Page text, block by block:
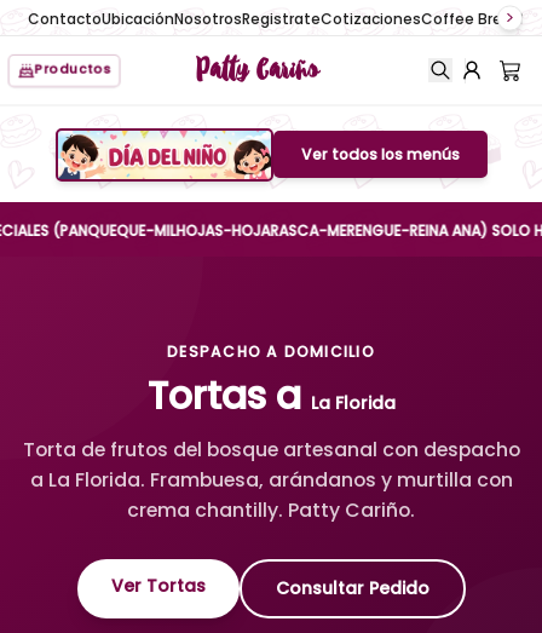
ContactoUbicaciónNosotrosRegistrateCotizacionesCoffee Break
Productos Patty Cariño
Boton de menu
Ver todos los menús
(PANQUEQUE-MILHOJAS-HOJARASCA-MERENGUE-REINA ANA) SOLO HASTA
DESPACHO A DOMICILIO
Tortas a La Florida
Torta de frutos del bosque artesanal con despacho
a La Florida. Frambuesa, arándanos y murtilla con
crema chantilly. Patty Cariño.
Ver Tortas Consultar Pedido